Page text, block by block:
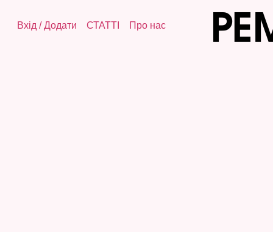
Вхід /Додати СТАТТІ Про нас